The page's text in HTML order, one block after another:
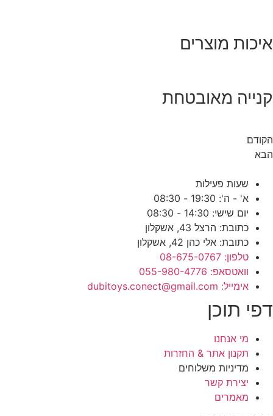
איכות מוצרים
קנייה מאובטחת
הקודם
הבא
שעות פעילות
א' - ה': 19:30 - 08:30
יום שישי: 14:30 - 08:30
כתובת: הרצל 43, אשקלון
כתובת: אלי כהן 42, אשקלון
טלפון: 08-675-0767
וואטסאפ: 055-980-4776
אימייל: dubitoys.conect@gmail.com
דפי תוכן
מי אנחנו
תקנון אתר & החזרות
מדיניות משלוחים
יצירת קשר
מאמרים